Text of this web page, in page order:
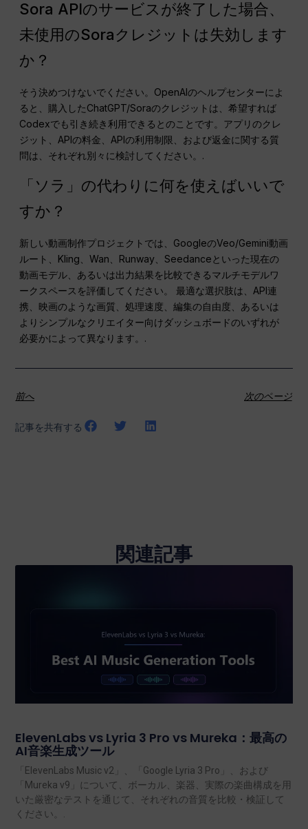
Sora APIのサービスが終了した場合、
未使用のSoraクレジットは失効します
か？
そう決めつけないでください。OpenAIのヘルプセンターによ
ると、購入したChatGPT/Soraのクレジットは、希望すれば
Codexでも引き続き利用できるとのことです。アプリのクレ
ジット、APIの料金、APIの利用制限、および返金に関する質
問は、それぞれ別々に検討してください。.
「ソラ」の代わりに何を使えばいいで
すか？
新しい動画制作プロジェクトでは、GoogleのVeo/Gemini動画
ルート、Kling、Wan、Runway、Seedanceといった現在の
動画モデル、あるいは出力結果を比較できるマルチモデルワ
ークスペースを評価してください。 最適な選択肢は、API連
携、映画のような画質、処理速度、編集の自由度、あるいは
よりシンプルなクリエイター向けダッシュボードのいずれが
必要かによって異なります。.
前へ 次のページ
記事を共有する
関連記事
ElevenLabs vs Lyria 3 Pro vs Mureka：最高の
AI音楽生成ツール
「ElevenLabs Music v2」、「Google Lyria 3 Pro」、および
「Mureka v9」について、ボーカル、楽器、実際の楽曲構成を用
いた厳密なテストを通じて、それぞれの音質を比較・検証して
ください。.